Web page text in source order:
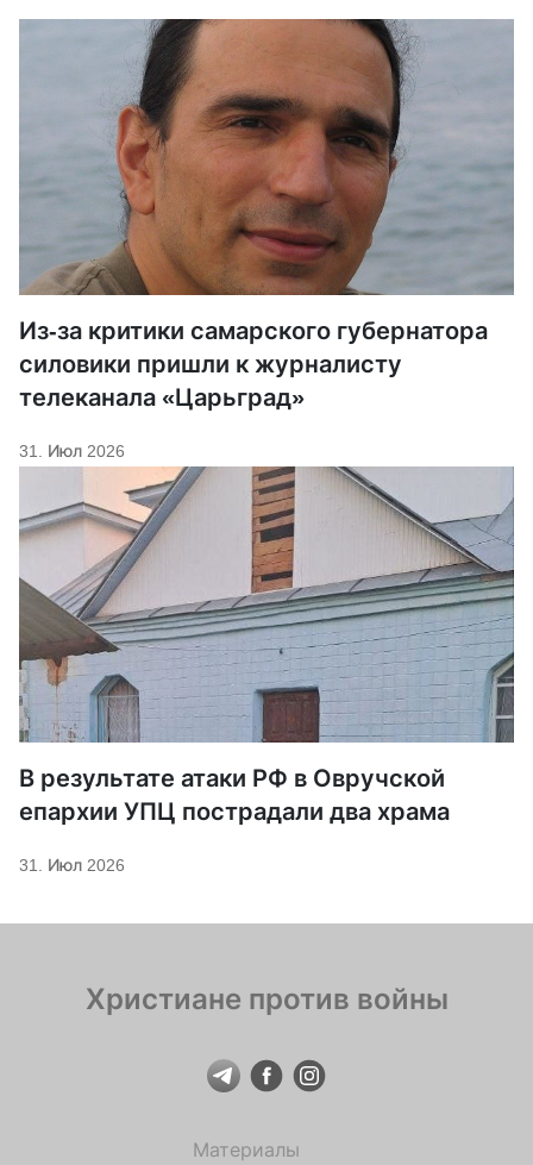
Из-за критики самарского губернатора
силовики пришли к журналисту
телеканала «Царьград»
31. Июл 2026
В результате атаки РФ в Овручской
епархии УПЦ пострадали два храма
31. Июл 2026
Христиане против войны
Материалы